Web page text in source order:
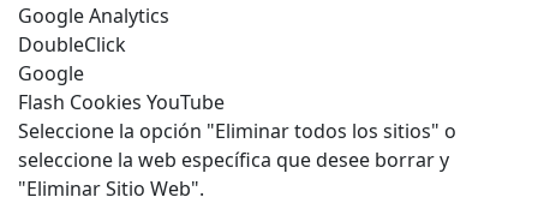
Google Analytics
DoubleClick
Google
Flash Cookies YouTube
Seleccione la opción "Eliminar todos los sitios" o
seleccione la web específica que desee borrar y
"Eliminar Sitio Web".